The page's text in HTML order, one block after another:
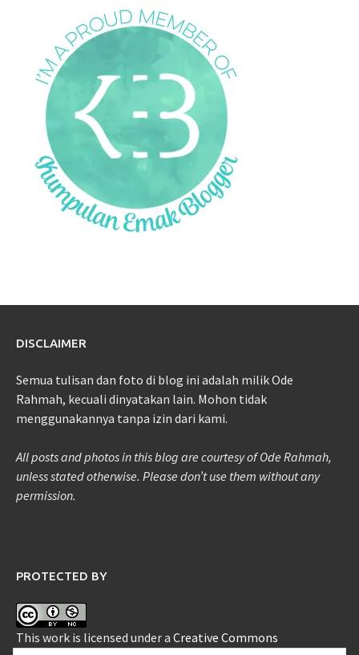
DISCLAIMER
Semua tulisan dan foto di blog ini adalah milik Ode
Rahmah, kecuali dinyatakan lain. Mohon tidak
menggunakannya tanpa izin dari kami.
All posts and photos in this blog are courtesy of Ode Rahmah,
unless stated otherwise. Please don’t use them without any
permission.
PROTECTED BY
This work is licensed under a Creative Commons